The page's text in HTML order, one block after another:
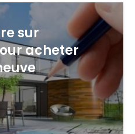
sur
acheter